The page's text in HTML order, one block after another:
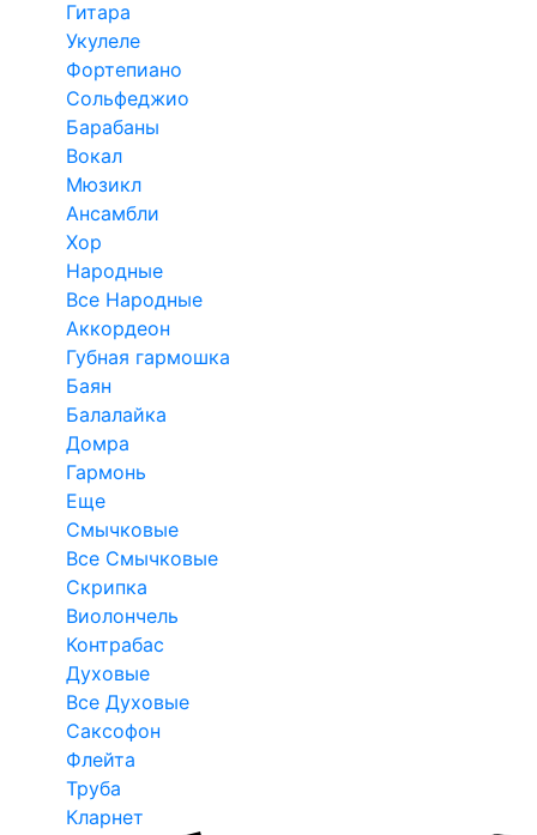
Гитара
Укулеле
Фортепиано
Сольфеджио
Барабаны
Вокал
Мюзикл
Ансамбли
Хор
Народные
Все Народные
Аккордеон
Губная гармошка
Баян
Балалайка
Домра
Гармонь
Еще
Смычковые
Все Смычковые
Скрипка
Виолончель
Контрабас
Духовые
Все Духовые
Саксофон
Флейта
Труба
Кларнет